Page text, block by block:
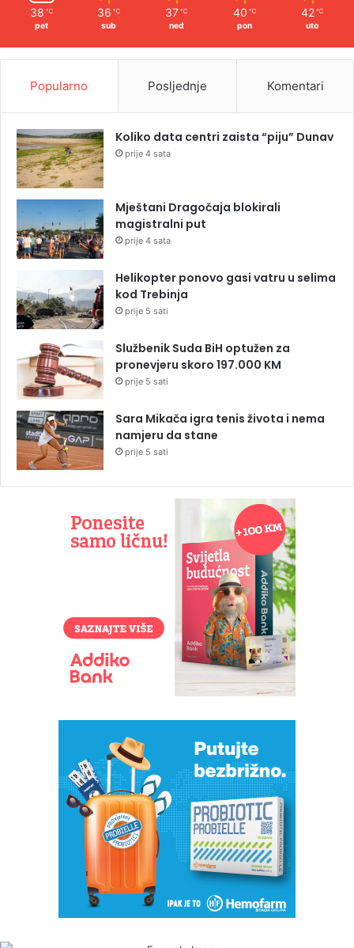
38 ℃
pet
36 ℃
sub
37 ℃
ned
40 ℃
pon
42 ℃
uto
Popularno Posljednje Komentari
Koliko data centri zaista “piju” Dunav
prije 4 sata
Mještani Dragočaja blokirali
magistralni put
prije 4 sata
Helikopter ponovo gasi vatru u selima
kod Trebinja
prije 5 sati
Službenik Suda BiH optužen za
pronevjeru skoro 197.000 KM
prije 5 sati
Sara Mikača igra tenis života i nema
namjeru da stane
prije 5 sati